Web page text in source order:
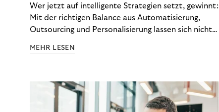
Wer jetzt auf intelligente Strategien setzt, gewinnt:
Mit der richtigen Balance aus Automatisierung,
Outsourcing und Personalisierung lassen sich nicht
Ergebnisse sichern. Riverty zeigt, wie Recovery-
MEHR LESEN